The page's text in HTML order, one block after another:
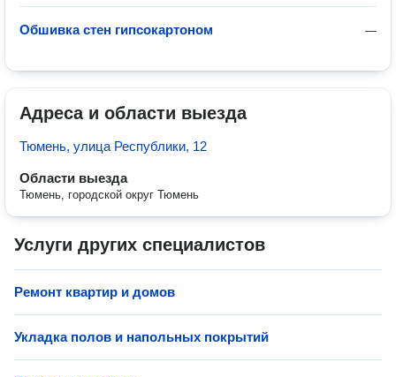
—
Обшивка стен гипсокартоном
Адреса и области выезда
Тюмень, улица Республики, 12
Области выезда
Тюмень, городской округ Тюмень
Услуги других специалистов
Ремонт квартир и домов
Укладка полов и напольных покрытий